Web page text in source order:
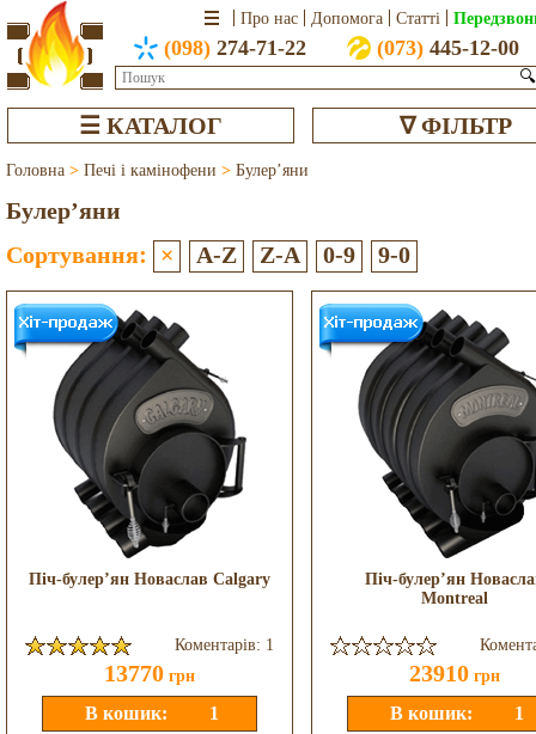
Про нас Допомога Статті
(098) 274-71-22 (073)445-12-00
🔍
☰ КАТАЛОГ ∇ ФІЛЬТР
Головна > Печі і камінофени > Булер’яни
Булер’яни
Сортування: × A-Z Z-A 0-9 9-0
Піч-булер’ян Новаслав Calgary
Коментарів: 1
13770 грн
Піч-булер’ян
Montreal
23910 грн